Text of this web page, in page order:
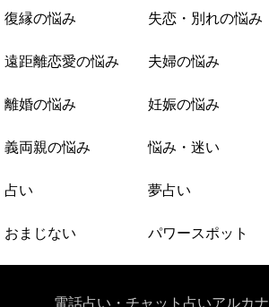
復縁の悩み 失恋・別れの悩み
遠距離恋愛の悩み 夫婦の悩み
離婚の悩み 妊娠の悩み
義両親の悩み 悩み・迷い
占い 夢占い
おまじない パワースポット
電話占い・チャット占いアルカナ